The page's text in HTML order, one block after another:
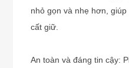
nhỏ gọn và nhẹ hơn,
cất giữ.
An toàn và đáng tin cậy: